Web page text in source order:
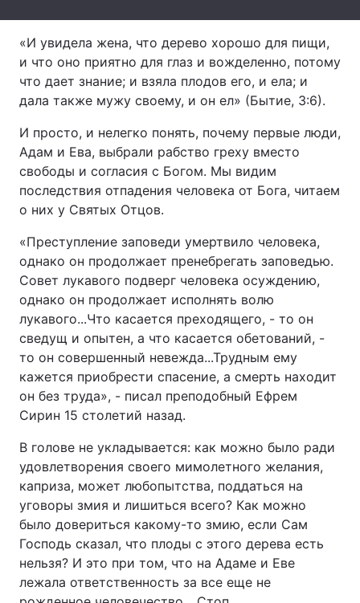
Спорт Наука
Техно і зв'язок Лайт
Зброя Інциденти
Здоров'я Туризм
Цікавинки Погода
Екологія Регіони
Лонгріди
Відео з Youtube Статті
Інтерв'ю Думки
Архів Вакансії
Контакти
Послуги
«И увидела жена, что дерево хорошо для пищи,
и что оно приятно для глаз и вожделенно, потому
что дает знание; и взяла плодов его, и ела; и
дала также мужу своему, и он ел» (Бытие, 3:6).
И просто, и нелегко понять, почему первые люди,
Адам и Ева, выбрали рабство греху вместо
свободы и согласия с Богом. Мы видим
последствия отпадения человека от Бога, читаем
о них у Святых Отцов.
«Преступление заповеди умертвило человека,
однако он продолжает пренебрегать заповедью.
Совет лукавого подверг человека осуждению,
однако он продолжает исполнять волю
лукавого...Что касается преходящего, - то он
сведущ и опытен, а что касается обетований, -
то он совершенный невежда...Трудным ему
кажется приобрести спасение, а смерть находит
он без труда», - писал преподобный Ефрем
Сирин 15 столетий назад.
В голове не укладывается: как можно было ради
удовлетворения своего мимолетного желания,
каприза, может любопытства, поддаться на
уговоры змия и лишиться всего? Как можно
было довериться какому-то змию, если Сам
Господь сказал, что плоды с этого дерева есть
нельзя? И это при том, что на Адаме и Еве
лежала ответственность за все еще не